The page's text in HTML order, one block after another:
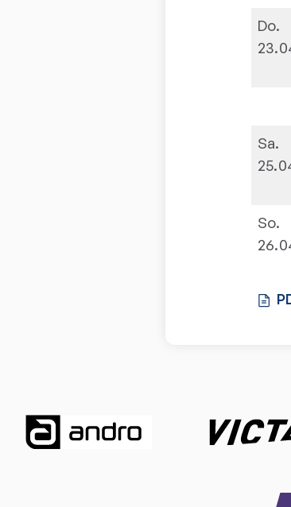
Do.
Sa.
So.